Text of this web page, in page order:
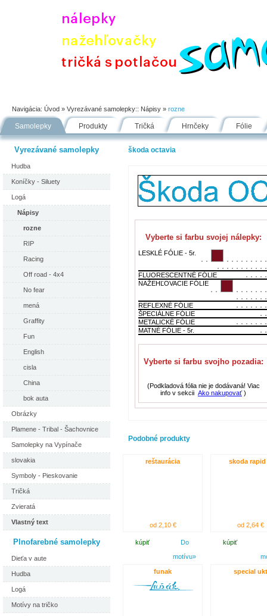
Navigácia: Úvod » Vyrezávané samolepky:: Nápisy » rozne
Samolepky Produkty Tričká Hrnčeky Fólie
Vyrezávané samolepky
Hudba
Koníčky - Siluety
Logá
Nápisy
rozne
RIP
Racing
Off road - 4x4
No fear
mená
Graffity
Fun
English
cisla
China
bok auta
Obrázky
Plamene - Tribal - Šachovnice
Samolepky na Vypínače
slovakia
Symboly - Pieskovanie
Tričká
Zvieratá
Vlastný text
Plnofarebné samolepky
Dieťa v aute
Hudba
Logá
Motívy na tričko
škoda octavia
Vyberte si farbu svojej nálepky:
LESKLÉ FÓLIE - 5r.
FLUORESCENTNÉ FÓLIE
NAŽEHĽOVACIE FÓLIE
REFLEXNÉ FÓLIE
ŠPECIÁLNE FÓLIE
METALICKÉ FÓLIE
MATNÉ FÓLIE - 5r.
Vyberte si farbu svojho pozadia:
(Podkladová fólia nie je dodávaná! Viac
info v sekcii Ako nakupovať )
Podobné produkty
reštaurácia
od 2,10 €
kúpiť
Do
motívu»
skoda rapid
od 2,64 €
kúpiť
funak special ukt